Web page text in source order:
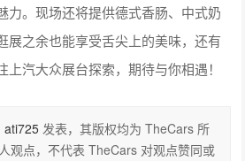
力。现场还将提供德式香肠、中式奶
展之余也能享受舌尖上的美味，还有
汽大众展台探索，期待与你相遇！
ati725 发表，其版权均为 TheCars 所
观点，不代表 TheCars 对观点赞同或